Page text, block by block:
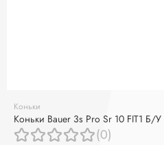
Коньки
Коньки Bauer 3s Pro Sr 10 FIT1 Б/У
(0)